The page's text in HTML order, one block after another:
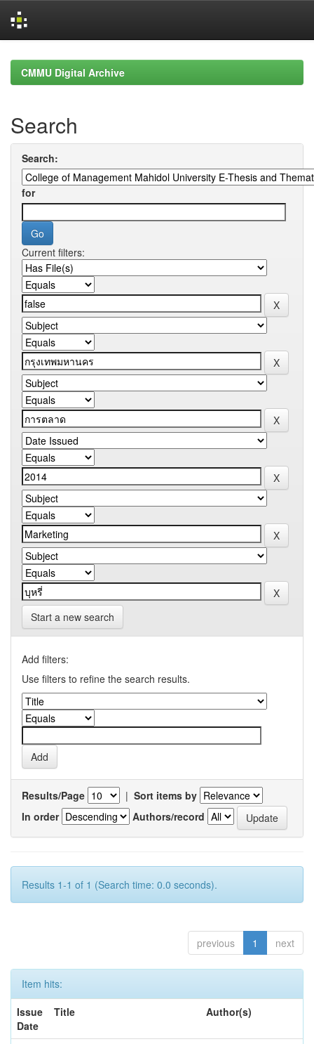
navigationCMMU Digital Archive
Search
Search:
for
Current filters:
Start a new search
Add filters:
Use filters to refine the search results.
Results/Page | Sort items by
In order
Authors/record
Results 1-1 of 1 (Search time: 0.0 seconds).
previous 1 next
Item hits:
Issue
Date
Title Author(s)